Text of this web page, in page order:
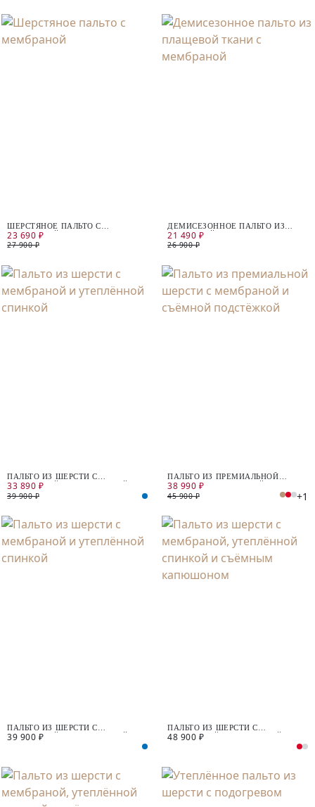
ШЕРСТЯНОЕ ПАЛЬТО С
МЕМБРАНОЙ
23 690 ₽
27 900 ₽
ДЕМИСЕЗОННОЕ ПАЛЬТО ИЗ
ПЛАЩЕВОЙ ТКАНИ С
МЕМБРАНОЙ
21 490 ₽
26 900 ₽
ПАЛЬТО ИЗ ШЕРСТИ С
МЕМБРАНОЙ И УТЕПЛЁННОЙ
СПИНКОЙ
33 890 ₽
39 900 ₽
ПАЛЬТО ИЗ ПРЕМИАЛЬНОЙ
ШЕРСТИ С МЕМБРАНОЙ И
СЪЁМНОЙ ПОДСТЁЖКОЙ
38 990 ₽
45 900 ₽ +1
ПАЛЬТО ИЗ ШЕРСТИ С
МЕМБРАНОЙ И УТЕПЛЁННОЙ
39 900 ₽
ПАЛЬТО ИЗ ШЕРСТИ С
МЕМБРАНОЙ, УТЕПЛЁННОЙ
48 900 ₽